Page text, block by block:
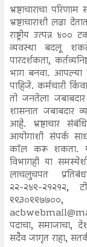
भ्रष्टाचाराचा
भ्रष्टाचाराशी लढा
राष्ट्रीय उत्पन्न
व्यवस्था बदलू शकते.
पारदर्शकता,
भाग बनवा.
पाहिजे. कर्मचारी
तो जनतेला
शासनात जबाबदार
आहे. भ्रष्टाचार
आयोगाशी संपर्क
कॉल करू शकता.
विभागही या
लाचलुचपत
२२-२४९-२१२१२,
पदाचा, समाजाचा,
सदैव जागृत राहा,